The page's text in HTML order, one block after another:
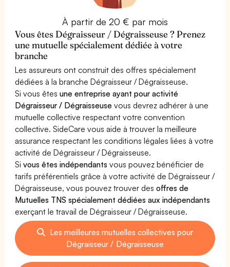
À partir de 20 € par mois
Vous êtes Dégraisseur / Dégraisseuse ? Prenez
une mutuelle spécialement dédiée à votre
branche
Les assureurs ont construit des offres spécialement
dédiées à la branche Dégraisseur / Dégraisseuse.
Si vous êtesune entreprise ayant pour activité
Dégraisseur / Dégraisseuse vous devrez adhérer à une
mutuelle collective respectant votre convention
collective. SideCare vous aide à trouver la meilleure
assurance respectant les conditions légales liées à votre
activité de Dégraisseur / Dégraisseuse.
Sivous êtes indépendants vous pouvez bénéficier de
tarifs préférentiels grâce à votre activité de Dégraisseur /
Dégraisseuse, vous pouvez trouver desoffres de
Mutuelles TNS spécialement dédiées aux indépendants
exerçant le travail de Dégraisseur / Dégraisseuse.
Les meilleures mutuelles collectives pour
Dégraisseur / Dégraisseuse